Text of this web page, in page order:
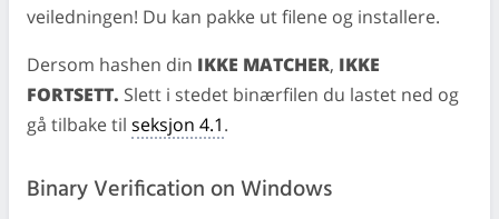
veiledningen! Du kan pakke ut filene og installere.
Dersom hashen din IKKE MATCHER, IKKE
FORTSETT. Slett i stedet binærfilen du lastet ned og
gå tilbake til seksjon 4.1.
Binary Verification on Windows